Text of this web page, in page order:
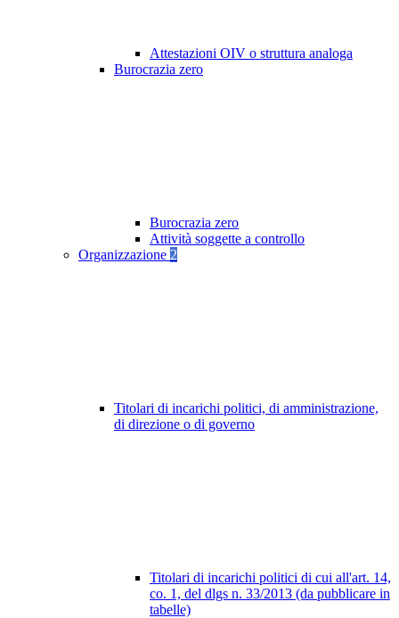
Attestazioni OIV o struttura analoga
Burocrazia zero
Burocrazia zero
Attività soggette a controllo
Organizzazione 2
Titolari di incarichi politici, di amministrazione,
di direzione o di governo
Titolari di incarichi politici di cui all'art. 14,
co. 1, del dlgs n. 33/2013 (da pubblicare in
tabelle)